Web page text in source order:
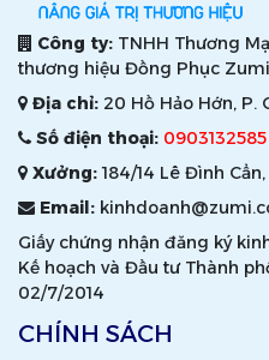
Công ty: TNHH Thương
thương hiệu Đồng Phục Zumi
Địa chỉ: 20 Hồ Hảo Hớn, P.
Số điện thoại: 0903132585
Xưởng:184/14 Lê Đình
Email:
Giấy chứng nhận đăng ký
Kế hoạch và Đầu tư Thành
02/7/2014
CHÍNH SÁCH